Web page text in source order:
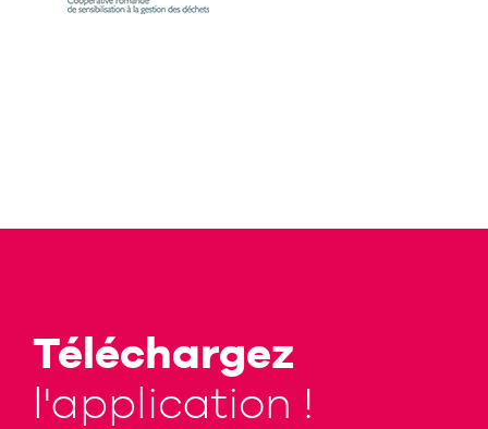
Téléchargez
l'application !